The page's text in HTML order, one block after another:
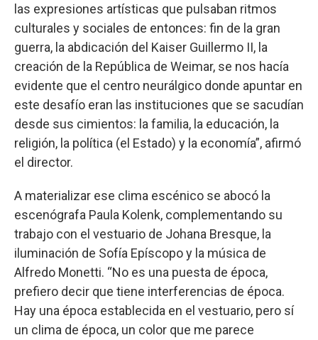
las expresiones artísticas que pulsaban ritmos
culturales y sociales de entonces: fin de la gran
guerra, la abdicación del Kaiser Guillermo II, la
creación de la República de Weimar, se nos hacía
evidente que el centro neurálgico donde apuntar en
este desafío eran las instituciones que se sacudían
desde sus cimientos: la familia, la educación, la
religión, la política (el Estado) y la economía”, afirmó
el director.
A materializar ese clima escénico se abocó la
escenógrafa Paula Kolenk, complementando su
trabajo con el vestuario de Johana Bresque, la
iluminación de Sofía Epíscopo y la música de
Alfredo Monetti. “No es una puesta de época,
prefiero decir que tiene interferencias de época.
Hay una época establecida en el vestuario, pero sí
un clima de época, un color que me parece